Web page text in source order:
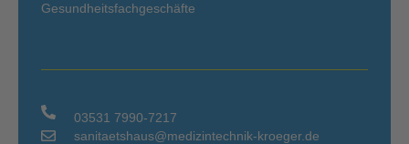
Gesundheitsfachgeschäfte
03531 7990-7217
sanitaetshaus@medizintechnik-kroeger.de